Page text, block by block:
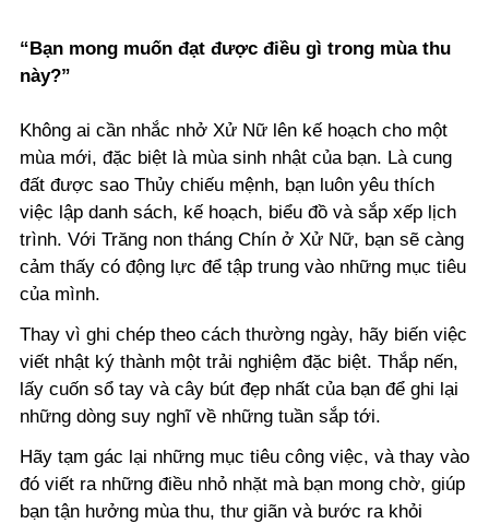
“Bạn mong muốn đạt được điều gì trong mùa thu
này?”
Không ai cần nhắc nhở Xử Nữ lên kế hoạch cho một
mùa mới, đặc biệt là mùa sinh nhật của bạn. Là cung
đất được sao Thủy chiếu mệnh, bạn luôn yêu thích
việc lập danh sách, kế hoạch, biểu đồ và sắp xếp lịch
trình. Với Trăng non tháng Chín ở Xử Nữ, bạn sẽ càng
cảm thấy có động lực để tập trung vào những mục tiêu
của mình.
Thay vì ghi chép theo cách thường ngày, hãy biến việc
viết nhật ký thành một trải nghiệm đặc biệt. Thắp nến,
lấy cuốn sổ tay và cây bút đẹp nhất của bạn để ghi lại
những dòng suy nghĩ về những tuần sắp tới.
Hãy tạm gác lại những mục tiêu công việc, và thay vào
đó viết ra những điều nhỏ nhặt mà bạn mong chờ, giúp
bạn tận hưởng mùa thu, thư giãn và bước ra khỏi